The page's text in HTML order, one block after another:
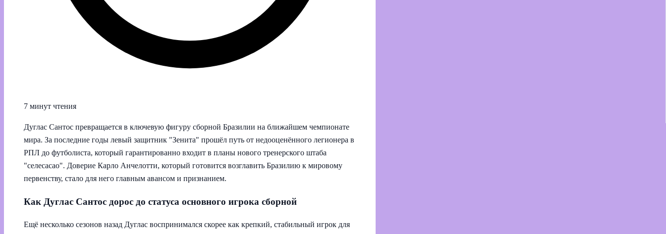
7 минут чтения
Дуглас Сантос превращается в ключевую фигуру сборной Бразилии на ближайшем чемпионате
мира. За последние годы левый защитник "Зенита" прошёл путь от недооценённого легионера в
РПЛ до футболиста, который гарантированно входит в планы нового тренерского штаба
"селесасао". Доверие Карло Анчелотти, который готовится возглавить Бразилию к мировому
первенству, стало для него главным авансом и признанием.
Как Дуглас Сантос дорос до статуса основного игрока сборной
Ещё несколько сезонов назад Дуглас воспринимался скорее как крепкий, стабильный игрок для